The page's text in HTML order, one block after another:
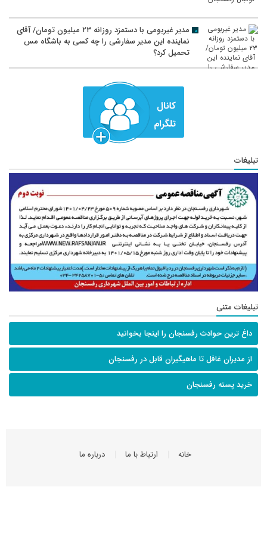
مدیر غیربومی با دستمزد روزانه ۲۳ میلیون تومان/ آقای
نماینده این مدیر سفارشی را چه کسی به باشگاه مس
تحمیل کرد؟
تبلیغات
تبلیغات متنی
داغ ترین حوادث رفسنجان را اینجا بخوانید
از مدیران غافل تا ماهیگیران قابل در رفسنجان
خرید پسته رفسنجان
خانه ارتباط با ما درباره ما